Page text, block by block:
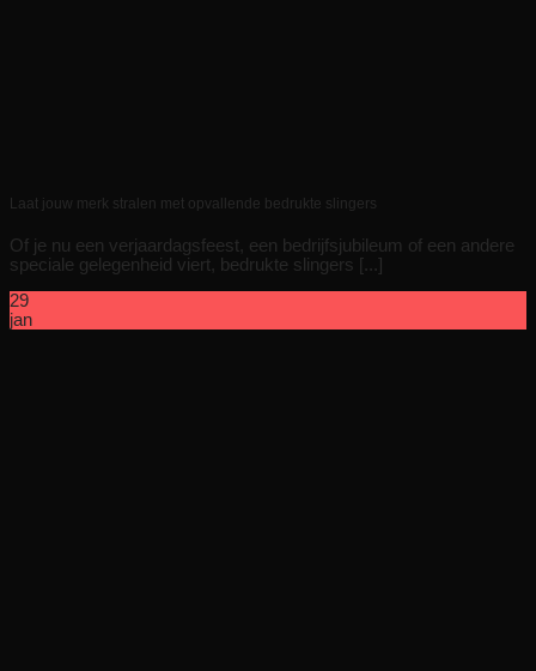
Laat jouw merk stralen met opvallende bedrukte slingers
Of je nu een verjaardagsfeest, een bedrijfsjubileum of een andere
speciale gelegenheid viert, bedrukte slingers [...]
29
jan